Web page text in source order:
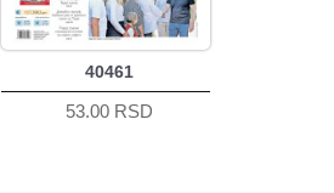
40461
53.00 RSD